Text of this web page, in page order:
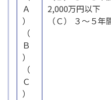
Ａ
）
（
Ｂ
）
（
Ｃ
）
2,000万円以下
（Ｃ） ３～５